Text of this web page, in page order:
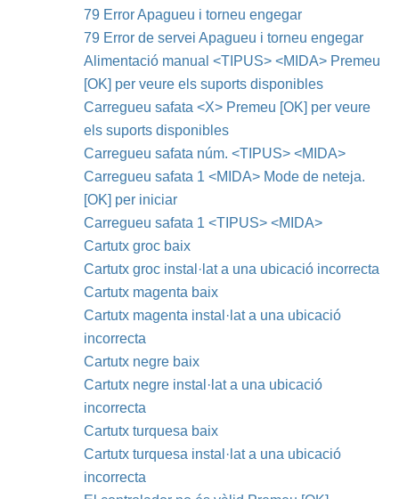
79 Error Apagueu i torneu engegar
79 Error de servei Apagueu i torneu engegar
Alimentació manual <TIPUS> <MIDA> Premeu
[OK] per veure els suports disponibles
Carregueu safata <X> Premeu [OK] per veure
els suports disponibles
Carregueu safata núm. <TIPUS> <MIDA>
Carregueu safata 1 <MIDA> Mode de neteja.
[OK] per iniciar
Carregueu safata 1 <TIPUS> <MIDA>
Cartutx groc baix
Cartutx groc instal·lat a una ubicació incorrecta
Cartutx magenta baix
Cartutx magenta instal·lat a una ubicació
incorrecta
Cartutx negre baix
Cartutx negre instal·lat a una ubicació
incorrecta
Cartutx turquesa baix
Cartutx turquesa instal·lat a una ubicació
incorrecta